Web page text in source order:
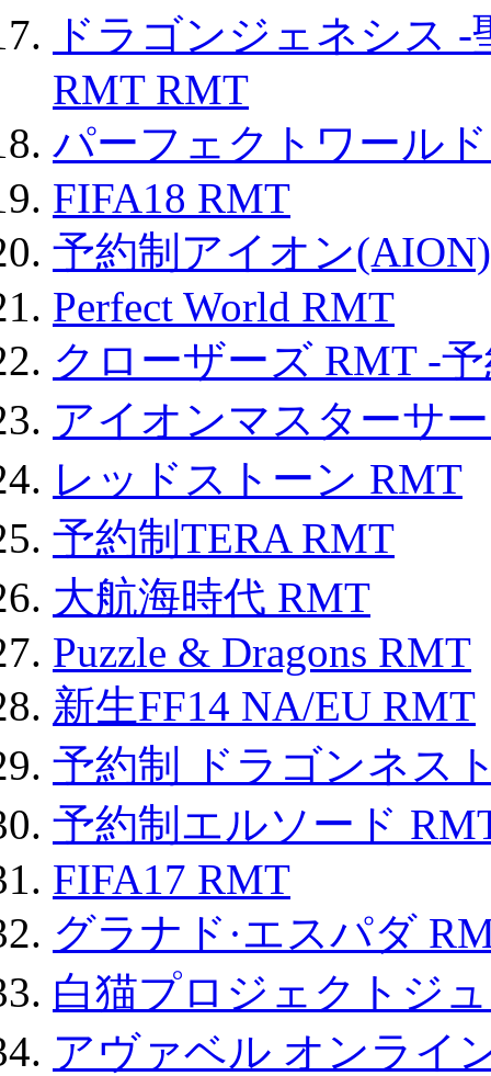
ドラゴンジェネシス
RMT RMT
パーフェクトワール
FIFA18 RMT
予約制アイオン
Perfect World RMT
クローザーズ RMT -
アイオンマスターサ
レッドストーン RMT
予約制TERA RMT
大航海時代 RMT
Puzzle & Dragons RMT
新生FF14 NA/EU RMT
予約制 ドラゴンネス
予約制エルソード
FIFA17 RMT
グラナド·エスパダ
白猫プロジェクトジ
アヴァベル オンライ